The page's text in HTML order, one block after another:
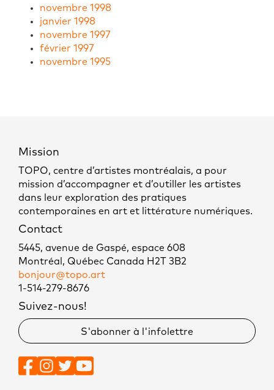
novembre 1998
janvier 1998
novembre 1997
février 1997
novembre 1995
Mission
TOPO, centre d’artistes montréalais, a pour
mission d’accompagner et d’outiller les artistes
dans leur exploration des pratiques
contemporaines en art et littérature numériques.
Contact
5445, avenue de Gaspé, espace 608
Montréal, Québec Canada H2T 3B2
bonjour@topo.art
1-514-279-8676
Suivez-nous!
S'abonner à l'infolettre